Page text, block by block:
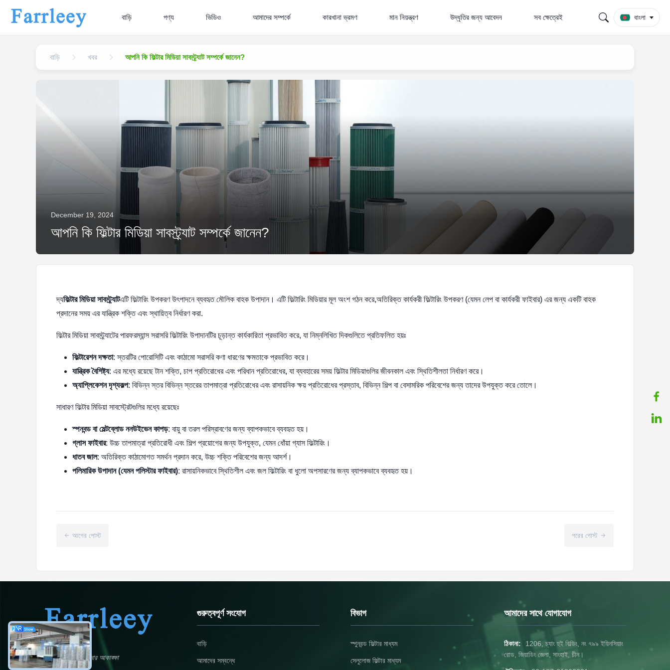
বাড়ি পণ্য ভিডিও আমাদের সম্পর্কে কারখানা ভ্রমণ মান নিয়ন্ত্রণ উদ্ধৃতির জন্য আবেদন সব ক্ষেত্রেই বাংলা
বাড়ি খবর আপনি কি ফিল্টার মিডিয়া সাবস্ট্র্যাট সম্পর্কে জানেন?
December 19, 2024
আপনি কি ফিল্টার মিডিয়া সাবস্ট্র্যাট সম্পর্কে জানেন?
দ্যফিল্টার মিডিয়া সাবস্ট্র্যাটএটি ফিল্টারিং উপকরণ উৎপাদনে ব্যবহৃত মৌলিক বাহক উপাদান। এটি ফিল্টারিং মিডিয়ার মূল অংশ গঠন করে,অতিরিক্ত কার্যকরী ফিল্টারিং উপকরণ (যেমন লেপ বা কার্যকরী ফাইবার) এর জন্য একটি বাহক
প্রদানের সময় এর যান্ত্রিক শক্তি এবং স্থায়িত্ব নির্ধারণ করা.
ফিল্টার মিডিয়া সাবস্ট্র্যাটের পারফরম্যান্স সরাসরি ফিল্টারিং উপাদানটির চূড়ান্ত কার্যকারিতা প্রভাবিত করে, যা নিম্নলিখিত দিকগুলিতে প্রতিফলিত হয়ঃ
ফিল্টারেশন দক্ষতা: স্তরটির পোরোসিটি এবং কাঠামো সরাসরি কণা ধারণের ক্ষমতাকে প্রভাবিত করে।
যান্ত্রিক বৈশিষ্ট্য: এর মধ্যে রয়েছে টান শক্তি, চাপ প্রতিরোধের এবং পরিধান প্রতিরোধের, যা ব্যবহারের সময় ফিল্টার মিডিয়াগুলির জীবনকাল এবং স্থিতিশীলতা নির্ধারণ করে।
অ্যাপ্লিকেশন দৃশ্যকল্প: বিভিন্ন স্তর বিভিন্ন স্তরের তাপমাত্রা প্রতিরোধের এবং রাসায়নিক ক্ষয় প্রতিরোধের প্রস্তাব, বিভিন্ন শিল্প বা বেসামরিক পরিবেশের জন্য তাদের উপযুক্ত করে তোলে।
সাধারণ ফিল্টার মিডিয়া সাবস্ট্রেটগুলির মধ্যে রয়েছেঃ
স্পনবন্ড বা মেল্টব্লোড ননউইভেন কাপড়: বায়ু বা তরল পরিস্রাবণের জন্য ব্যাপকভাবে ব্যবহৃত হয়।
গ্লাস ফাইবার: উচ্চ তাপমাত্রা প্রতিরোধী এবং শিল্প প্রয়োগের জন্য উপযুক্ত, যেমন ধোঁয়া গ্যাস ফিল্টারিং।
ধাতব জাল: অতিরিক্ত কাঠামোগত সমর্থন প্রদান করে, উচ্চ শক্তি পরিবেশের জন্য আদর্শ।
পলিমারিক উপাদান (যেমন পলিস্টার ফাইবার): রাসায়নিকভাবে স্থিতিশীল এবং জল ফিল্টারিং বা ধুলো অপসারণের জন্য ব্যাপকভাবে ব্যবহৃত হয়।
আগের পোস্ট পরের পোস্ট
পরিবেশে বিপ্লব ঘটানোর আকাঙ্ক্ষা
গুরুত্বপূর্ণ সংযোগ
বাড়ি
আমাদের সম্বন্ধে
বিভাগ
স্পুনবন্ড ফিল্টার মাধ্যম
সেলুলোজ ফিল্টার মাধ্যম
আমাদের সাথে যোগাযোগ
ঠিকানা:
1206, চ্যাং হুই বিল্ডিং, নং ৭৯৯ ইয়িনসিয়াং
রোড, জিয়াডিং জেলা, সাংহাই, চীন।